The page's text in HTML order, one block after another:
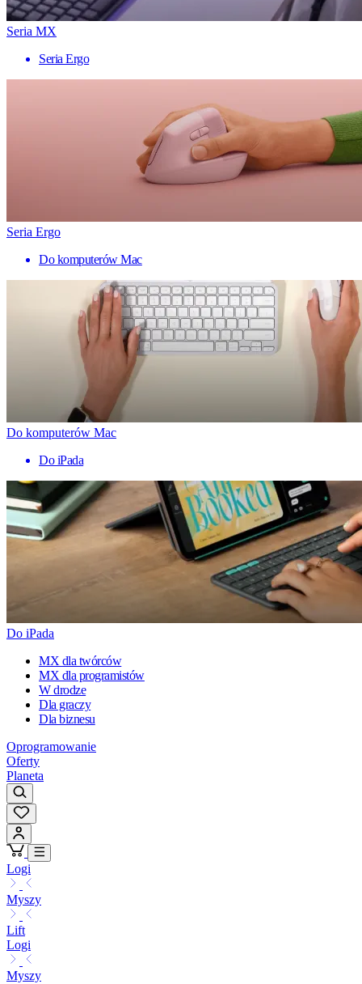
Seria MX
Seria Ergo
Seria Ergo
Do komputerów Mac
Do komputerów Mac
Do iPada
Do iPada
MX dla twórców
MX dla programistów
W drodze
Dla graczy
Dla biznesu
Oprogramowanie
Oferty
Planeta
Logi
Myszy
Lift
Logi
Myszy